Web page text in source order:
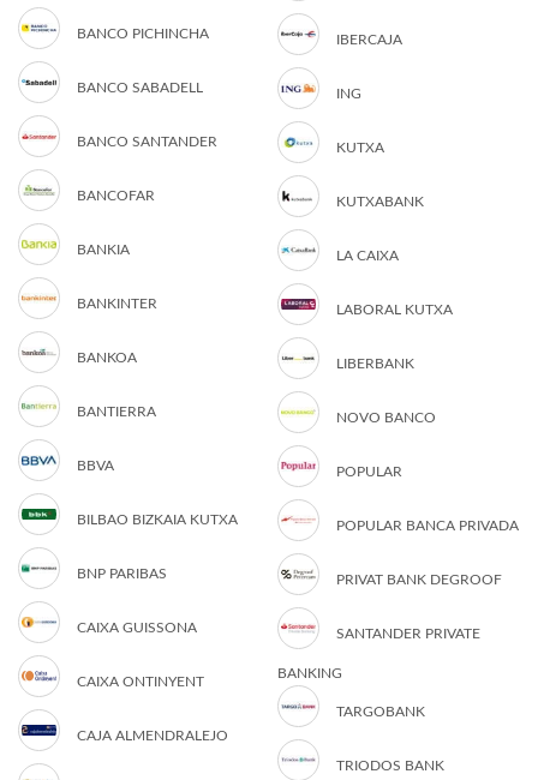
BANCO PICHINCHA
BANCO SABADELL
BANCO SANTANDER
BANCOFAR
BANKIA
BANKINTER
BANKOA
BANTIERRA
BBVA
BILBAO BIZKAIA KUTXA
BNP PARIBAS
CAIXA GUISSONA
CAIXA ONTINYENT
CAJA ALMENDRALEJO
IBERCAJA
ING
KUTXA
KUTXABANK
LA CAIXA
LABORAL KUTXA
LIBERBANK
NOVO BANCO
POPULAR
POPULAR BANCA PRIVADA
PRIVAT BANK DEGROOF
SANTANDER PRIVATE
BANKING
TARGOBANK
TRIODOS BANK